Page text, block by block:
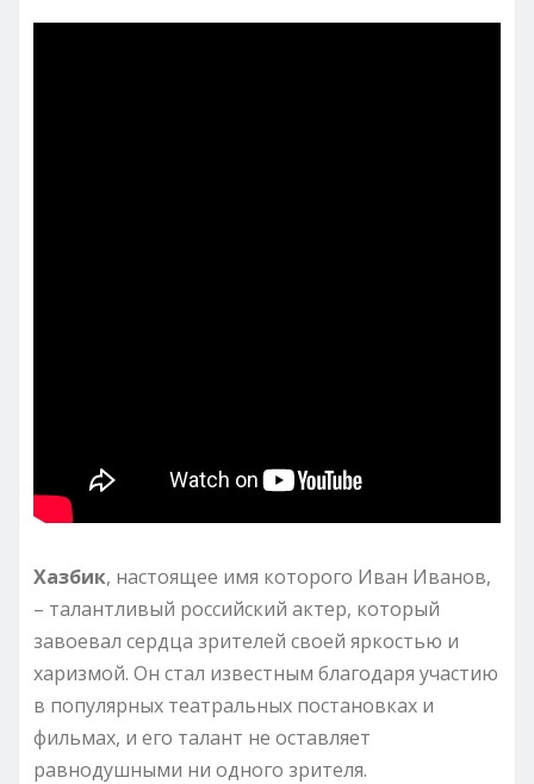
Хазбик, настоящее имя которого Иван Иванов,
– талантливый российский актер, который
завоевал сердца зрителей своей яркостью и
харизмой. Он стал известным благодаря участию
в популярных театральных постановках и
фильмах, и его талант не оставляет
равнодушными ни одного зрителя.